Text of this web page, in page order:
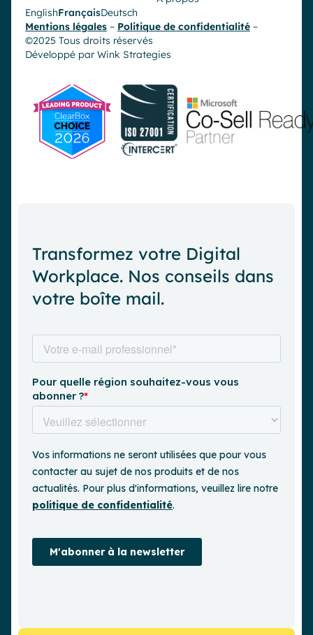
EnglishFrançaisDeutsch
Mentions légales – Politique de confidentialité –
©2025 Tous droits réservés
Développé par Wink Strategies
Transformez votre Digital
Workplace. Nos conseils dans
votre boîte mail.